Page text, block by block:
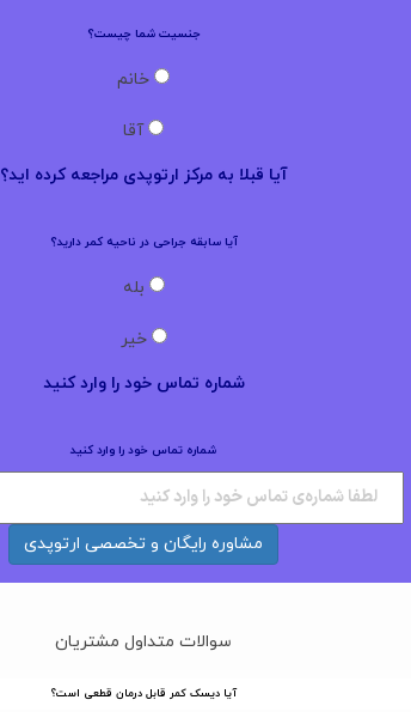
جنسیت شما چیست؟
خانم
آقا
آیا قبلا به مرکز ارتوپدی مراجعه کرده اید؟
آیا سابقه جراحی در ناحیه کمر دارید؟
بله
خیر
شماره تماس خود را وارد کنید
شماره تماس خود را وارد کنید
مشاوره رایگان و تخصصی ارتوپدی
سوالات متداول مشتریان
آیا دیسک کمر قابل درمان قطعی است؟